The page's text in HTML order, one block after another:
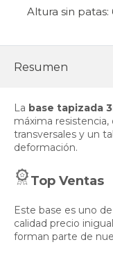
Altura sin patas:
Resumen
La base tapizada
máxima
transversales y un
deformación.
Top Ventas
Este base es uno
calidad precio
forman parte de